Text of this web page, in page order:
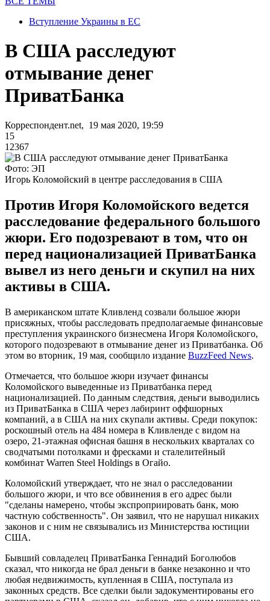
Вступление Украины в ЕС
В США расследуют
отмывание денег
ПриватБанка
Корреспондент.net, 19 мая 2020, 19:59
15
12367
Фото: ЭП
Игорь Коломойский в центре расследования в США
Против Игоря Коломойского ведется
расследование федерального большого
жюри. Его подозревают в том, что он
перед национализацией ПриватБанка
вывел из него деньги и скупил на них
активы в США.
В американском штате Кливленд созвали большое жюри
присяжных, чтобы расследовать предполагаемые финансовые
преступления украинского бизнесмена Игоря Коломойского,
которого подозревают в отмывание денег из Приватбанка. Об
этом во вторник, 19 мая, сообщило издание BuzzFeed News.
Отмечается, что большое жюри изучает финансы
Коломойского выведенные из Приватбанка перед
национализацией. По данным следствия, деньги выводились
из ПриватБанка в США через лабиринт оффшорных
компаний, а в США на них скупали активы. Среди покупок:
роскошный отель на 484 номера в Кливленде с видом на
озеро, 21-этажная офисная башня в нескольких кварталах со
сводчатыми потолками и фресками и сталелитейный
комбинат Warren Steel Holdings в Огайо.
Коломойский утверждает, что не знал о расследовании
большого жюри, и что все обвинения в его адрес были
"сделаны намерено, чтобы экспроприировать банк, мою
частную собственность". Он заявил, что не нарушал никаких
законов и с ним не связывались из Министерства юстиции
США.
Бывший совладелец ПриватБанка Геннадий Боголюбов
сказал, что никогда не брал деньги в банке незаконно и что
любая недвижимость, купленная в США, поступала из
законных средств. Все сделки были задокументированы его